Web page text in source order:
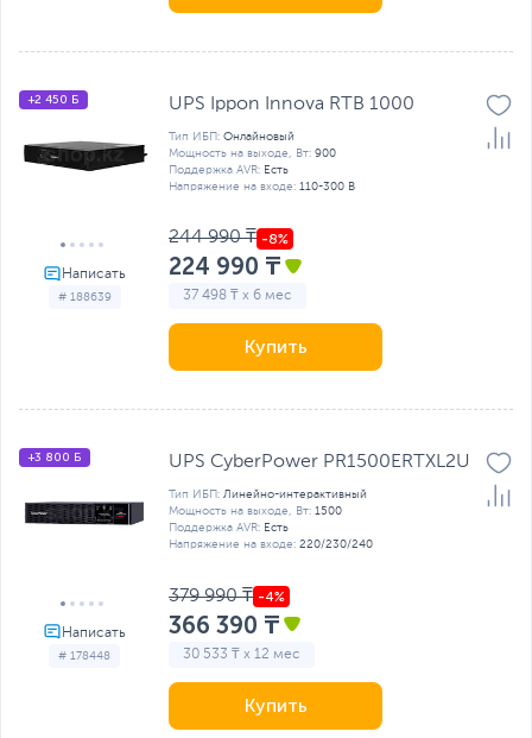
# 188639
+2 450 Б UPS Ippon Innova RTB 1000
Тип ИБП: Онлайновый
Мощность на выходе, Вт: 900
Поддержка AVR: Есть
Напряжение на входе: 110-300 В
244 990 ₸
224 990 ₸
37 498 ₸ x 6 мес
Купить
# 178448
+3 800 Б UPS CyberPower PR1500ERTXL2U
Тип ИБП: Линейно-интерактивный
Мощность на выходе, Вт: 1500
Поддержка AVR: Есть
Напряжение на входе: 220/230/240
379 990 ₸
366 390 ₸
30 533 ₸ x 12 мес
Купить